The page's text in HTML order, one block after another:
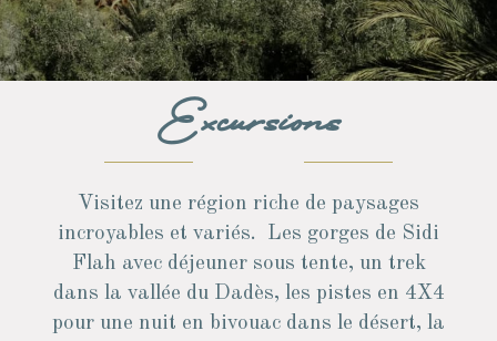
Excursions
Visitez une région riche de paysages
incroyables et variés. Les gorges de Sidi
Flah avec déjeuner sous tente, un trek
dans la vallée du Dadès, les pistes en 4X4
pour une nuit en bivouac dans le désert, la